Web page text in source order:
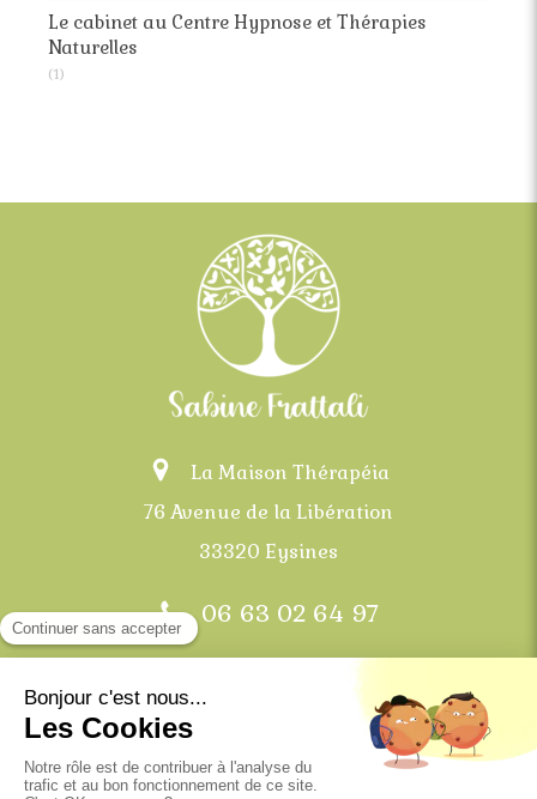
Le cabinet au Centre Hypnose et Thérapies
Naturelles
(1)
La Maison Thérapéia
76 Avenue de la Libération
33320 Eysines
06 63 02 64 97
Médard-en-Jalles et communes alentours
Mentions légales